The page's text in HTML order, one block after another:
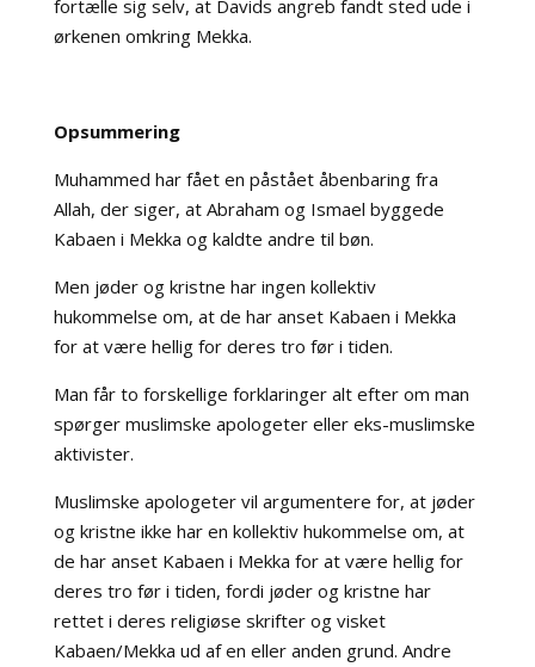
fortælle sig selv, at Davids angreb fandt sted ude i
ørkenen omkring Mekka.
Opsummering
Muhammed har fået en påstået åbenbaring fra
Allah, der siger, at Abraham og Ismael byggede
Kabaen i Mekka og kaldte andre til bøn.
Men jøder og kristne har ingen kollektiv
hukommelse om, at de har anset Kabaen i Mekka
for at være hellig for deres tro før i tiden.
Man får to forskellige forklaringer alt efter om man
spørger muslimske apologeter eller eks-muslimske
aktivister.
Muslimske apologeter vil argumentere for, at jøder
og kristne ikke har en kollektiv hukommelse om, at
de har anset Kabaen i Mekka for at være hellig for
deres tro før i tiden, fordi jøder og kristne har
rettet i deres religiøse skrifter og visket
Kabaen/Mekka ud af en eller anden grund. Andre